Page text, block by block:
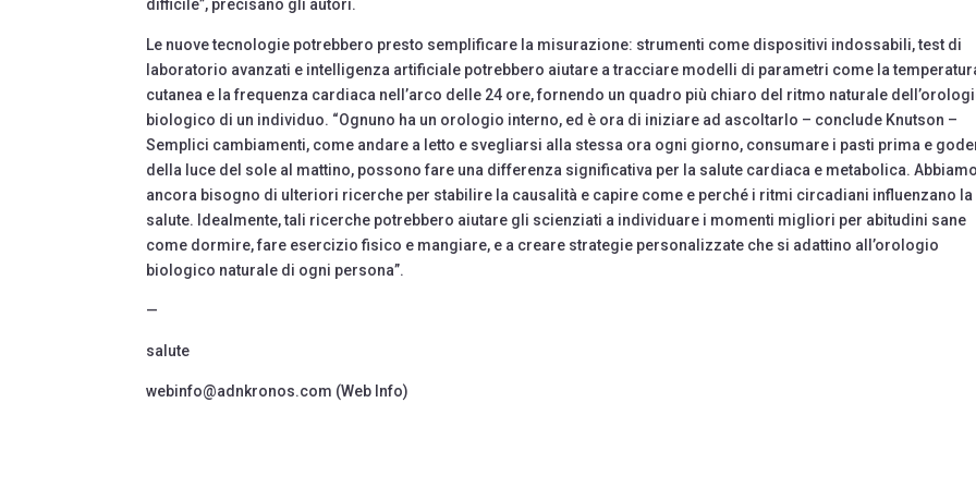
difficile”, precisano gli autori.
Le nuove tecnologie potrebbero presto semplificare la misurazione: strumenti come dispositivi indossabili, test di
laboratorio avanzati e intelligenza artificiale potrebbero aiutare a tracciare modelli di parametri come la
cutanea e la frequenza cardiaca nell’arco delle 24 ore, fornendo un quadro più chiaro del ritmo naturale
biologico di un individuo. “Ognuno ha un orologio interno, ed è ora di iniziare ad ascoltarlo – conclude Knutson –
Semplici cambiamenti, come andare a letto e svegliarsi alla stessa ora ogni giorno, consumare i pasti prima e
della luce del sole al mattino, possono fare una differenza significativa per la salute cardiaca e metabolica. Abbiamo
ancora bisogno di ulteriori ricerche per stabilire la causalità e capire come e perché i ritmi circadiani influenzano la
salute. Idealmente, tali ricerche potrebbero aiutare gli scienziati a individuare i momenti migliori per abitudini sane
come dormire, fare esercizio fisico e mangiare, e a creare strategie personalizzate che si adattino all’orologio
biologico naturale di ogni persona”.
—
salute
webinfo@adnkronos.com (Web Info)